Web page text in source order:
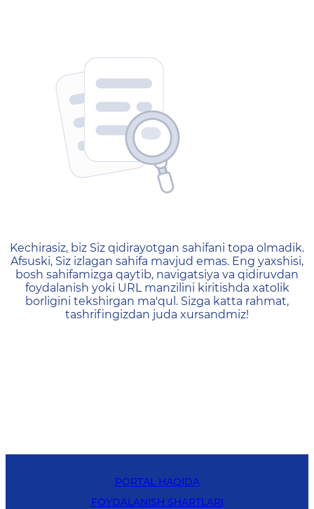
404 — Страница не
Kechirasiz, biz Siz qidirayotgan sahifani topa olmadik.
Afsuski, Siz izlagan sahifa mavjud emas. Eng yaxshisi,
bosh sahifamizga qaytib, navigatsiya va qidiruvdan
foydalanish yoki URL manzilini kiritishda xatolik
borligini tekshirgan ma'qul. Sizga katta rahmat,
tashrifingizdan juda xursandmiz!
PORTAL HAQIDA
FOYDALANISH SHARTLARI